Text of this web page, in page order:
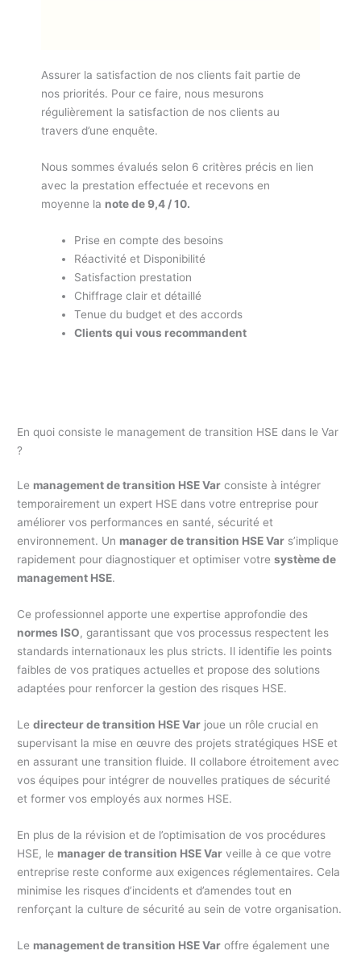
Assurer la satisfaction de nos clients fait partie de
nos priorités. Pour ce faire, nous mesurons
régulièrement la satisfaction de nos clients au
travers d’une enquête.
Nous sommes évalués selon 6 critères précis en lien
avec la prestation effectuée et recevons en
moyenne la note de 9,4 / 10.
Prise en compte des besoins
Réactivité et Disponibilité
Satisfaction prestation
Chiffrage clair et détaillé
Tenue du budget et des accords
Clients qui vous recommandent
En quoi consiste le management de transition HSE dans le Var
?
Le management de transition HSE Var consiste à intégrer
temporairement un expert HSE dans votre entreprise pour
améliorer vos performances en santé, sécurité et
environnement. Un manager de transition HSE Var s’implique
rapidement pour diagnostiquer et optimiser votresystème de
management HSE.
Ce professionnel apporte une expertise approfondie des
normes ISO, garantissant que vos processus respectent les
standards internationaux les plus stricts. Il identifie les points
faibles de vos pratiques actuelles et propose des solutions
adaptées pour renforcer la gestion des risques HSE.
Ledirecteur de transition HSE Var joue un rôle crucial en
supervisant la mise en œuvre des projets stratégiques HSE et
en assurant une transition fluide. Il collabore étroitement avec
vos équipes pour intégrer de nouvelles pratiques de sécurité
et former vos employés aux normes HSE.
En plus de la révision et de l’optimisation de vos procédures
HSE, le manager de transition HSE Var veille à ce que votre
entreprise reste conforme aux exigences réglementaires. Cela
minimise les risques d’incidents et d’amendes tout en
renforçant la culture de sécurité au sein de votre organisation.
Le management de transition HSE Var offre également une